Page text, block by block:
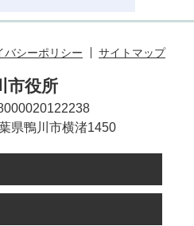
バシーポリシー サイトマップ
市役所
県鴨川市横渚1450